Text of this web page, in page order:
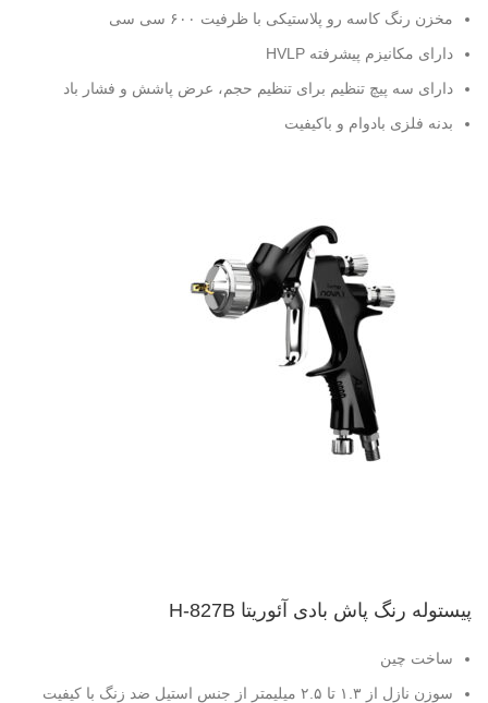
مخزن رنگ کاسه رو پلاستیکی با ظرفیت ۶۰۰ سی سی
دارای مکانیزم پیشرفته HVLP
دارای سه پیچ تنظیم برای تنظیم حجم، عرض پاشش و فشار باد
بدنه فلزی بادوام و باکیفیت
پیستوله رنگ پاش بادی آئوریتا H-827B
ساخت چین
سوزن نازل از ۱.۳ تا ۲.۵ میلیمتر از جنس استیل ضد زنگ با کیفیت